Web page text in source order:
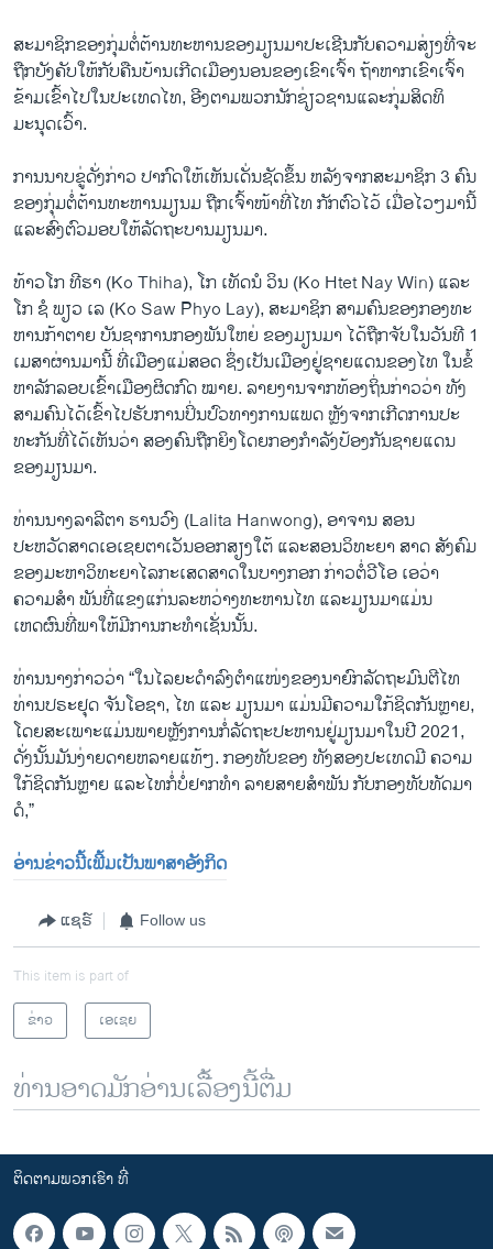
ພາສາຕ່າງໆ
ສະມາຊິກ​ຂອງ​ກຸ່ມ​ຕໍ່ຕ້ານທະຫານ​ຂອງ​ມຽນມາ​ປະ​ເຊີນ​ກັບ​ຄວາມ​ສ່ຽງ​ທີ່​ຈະ​
ຖືກ​ບັງຄັບ​ໃຫ້​ກັບ​ຄືນ​ບ້ານ​ເກີດ​ເມືອງ​ນອນ​ຂອງ​ເຂົາ​ເຈົ້າ ຖ້າ​ຫາກ​ເຂົາ​ເຈົ້າ​
ຂ້າມ​ເຂົ້າ​ໄປ​ໃນ​ປະ​ເທດ​ໄທ, ອີງ​ຕາມພວກ​ນັກ​ຊ່ຽວຊານ​ແລະ​ກຸ່ມ​ສິດທິ​
ມະນຸດ​ເວົ້າ.
ການນາບຂູ່ດັ່ງກ່າວ ປາກົດໃຫ້​ເຫັນ​ເດັ່ນ​ຊັດຂຶ້ນ ຫລັງຈາກສະມາຊິກ 3 ຄົນ
ຂອງກຸ່ມຕໍ່ຕ້ານທະຫານມຽນມ ຖືກເຈົ້າໜ້າທີ່ໄທ ກັກຕົວໄວ້ ເມື່ອໄວໆມານີ້
ແລະສົ່ງຕົວມອບໃຫ້ລັດຖະບານມຽນ​ມາ.
ທ້າວໂກ ທີ​ຮາ (Ko Thiha), ໂກ ເທັດ​ນໍ ວິນ (Ko Htet Nay Win) ແລະ
ໂກ ຊໍ ພຽວ​ ເລ (Ko Saw Phyo Lay), ສະມາຊິກ ສາມຄົນຂອງກອງທະ​
ຫານ​ກ້າ​ຕາຍ ບັນຊາການກອງພັນໃຫຍ່ ຂອງມຽນມາ ໄດ້ຖືກຈັບໃນວັນທີ 1
ເມສາຜ່ານ​ມານີ້ ທີ່ເມືອງແມ່​ສອດ ຊຶ່ງ​ເປັນ​ເມືອງ​ຢູ່ຊາຍແດນຂອງໄທ ໃນຂໍ້
ຫາລັກລອບເຂົ້າເມືອງຜິດກົດ ໝາຍ. ລາຍ​ງານ​ຈາກທ້ອງ​ຖິ່ນ​ກ່າວ​ວ່າ ທັງ​
ສາມ​ຄົນ​ໄດ້​ເຂົ້າ​ໄປ​ຮັບ​ການ​ປິ່ນ​ປົວ​ທາງ​ການ​ແພດ ຫຼັງ​ຈາກ​ເກີດ​ການ​ປະ​
ທະ​ກັນ​ທີ່​ໄດ້​ເຫັນວ່າ ​ສອງ​ຄົນ​ຖືກ​ຍິງ​ໂດຍ​ກອງ​ກຳ​ລັງ​ປ້ອງ​ກັນ​ຊາຍ​ແດນ​
ຂອງ​ມຽນ​ມາ.
ທ່ານ​ນາງ​ລາ​ລີ​ຕາ ຮານ​ວົງ (Lalita Hanwong), ອາຈານ ສອນ
ປະຫວັດສາດເອເຊຍຕາເວັນອອກສຽງໃຕ້ ແລະສອນວິທະຍາ ສາດ ສັງຄົມ
ຂອງມະຫາວິທະຍາໄລກະເສດສາດໃນບາງກອກ ກ່າວຕໍ່ວີໂອ ເອວ່າ
ຄວາມສຳ ພັນທີ່ແຂງແກ່ນລະຫວ່າງທະຫານໄທ ແລະມຽນມາແມ່ນ
ເຫດຜົນທີ່​ພາ​ໃຫ້​ມີການກະທຳເຊັ່ນ​ນັ້ນ.
​ທ່ານ​ນາງ​ກ່າວ​ວ່າ “​ໃນ​ໄລຍະ​ດຳລົງ​ຕຳ​ແໜ່​ງຂອງ​ນາຍົກລັດຖະມົນຕີ​ໄທ
ທ່ານປ​ຣະ​ຢຸດ ຈັນ​ໂອ​ຊາ, ​ໄທ ​ແລະ ມຽນມາ ​ແມ່ນ​ມີ​ຄວາມ​ໃກ້​ຊິດ​ກັນ​ຫຼາຍ, ​
ໂດຍ​ສະ​ເພາະ​ແມ່ນ​ພາຍຫຼັງ​ການ​ກໍ່​ລັດຖະປະຫານ​ຢູ່​ມຽນມາ​ໃນ​ປີ 2021,
ດັ່ງ​ນັ້ນ​ມັນງ່າຍດາຍຫລາຍ​ແທ້ໆ. ກອງທັບຂອງ ທັງສອງປະ​ເທດມີ ຄວາມ
ໃກ້ຊິດກັນຫຼາຍ ແລະໄທກໍ່ບໍ່ຢາກທຳ ລາຍສາຍສຳພັນ ກັບກອງທັບທັດ​ມາ​
ດໍ,”
ອ່ານ​ຂ່າວນີ້​ເພີ້​ມ​ເປັນ​ພາ​ສາ​ອັງ​ກິດ
ແຊຣ໌ Follow us
This item is part of
ຂ່າວ
ເອເຊຍ
ທ່ານອາດມັກອ່ານເລື້ອງນີ້ຕື່ມ
ຕິດຕາມພວກເຮົາ ທີ່